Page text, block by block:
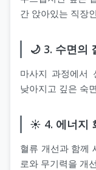
간 앉아있는 직장
🌙 3. 수면의
마사지 과정에서
낮아지고 깊은 숙
☀️ 4. 에너지
혈류 개선과 함께
로와 무기력을 개